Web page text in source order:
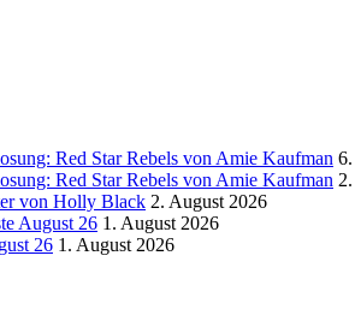
Red Star Rebels von Amie Kaufman
Red Star Rebels von Amie Kaufman
von Holly Black 2. August 2026
August 26 1. August 2026
26 1. August 2026